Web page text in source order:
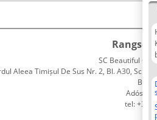
SC Beautiful
Aleea Timișul De Sus Nr. 2, Bl. A30, Sc. A,
tel: +363